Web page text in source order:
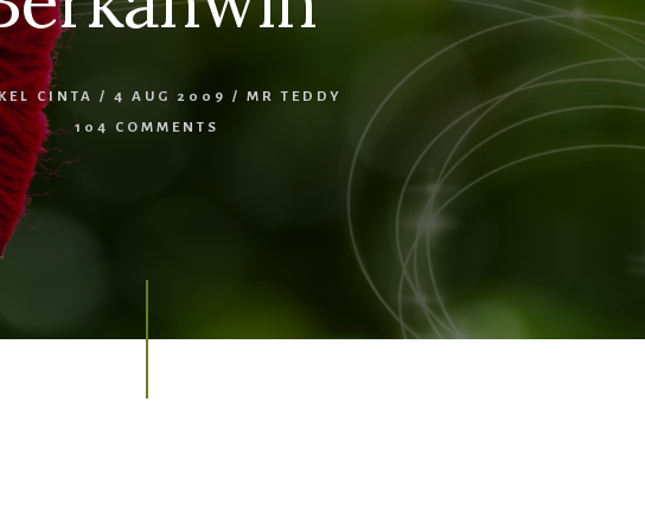
CINTA / 4 AUG 2009 / MR TEDDY
104 COMMENTS